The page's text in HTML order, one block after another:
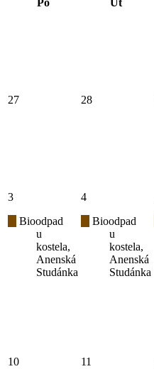
Po Út
27 28
3
Bioodpad
u
kostela,
Anenská
Studánka
4
Bioodpad
u
kostela,
Anenská
Studánka
10 11